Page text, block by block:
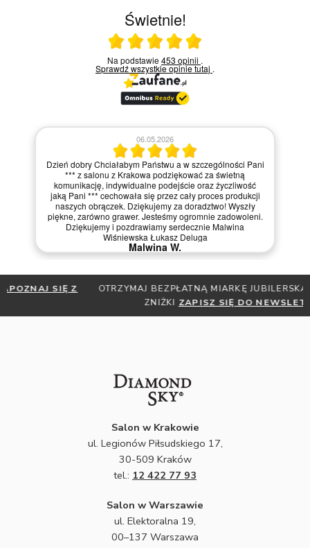
Świetnie!
Ocena średnia 5 na 5
Na podstawie453 opinii .
Sprawdź wszystkie opinietutaj .
06.05.2026
Dzień dobry Chciałabym Państwu a w szczególności Pani
*** z salonu z Krakowa podziękować za świetną
komunikację, indywidualne podejście oraz życzliwość
jaką Pani *** cechowała się przez cały proces produkcji
naszych obrączek. Dziękujemy za doradztwo! Wyszły
piękne, zarówno grawer. Jesteśmy ogromnie zadowoleni.
Dziękujemy i pozdrawiamy serdecznie Malwina
Wiśniewska Łukasz Deluga
Malwina W.
OTRZYMAJ BEZPŁATNĄ MIARKĘ JUBILERSKĄ ORAZ DO 30%
ZAPISZ SIĘ DO NEWSLETTERA
Salon w Krakowie
ul. Legionów Piłsudskiego 17,
30-509 Kraków
tel.: 12 422 77 93
Salon w Warszawie
ul. Elektoralna 19,
00–137 Warszawa